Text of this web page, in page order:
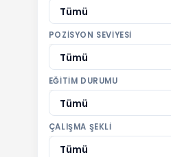
Tümü
POZISYON SEVIYESI
Tümü
EĞITIM DURUMU
Tümü
ÇALIŞMA ŞEKLI
Tümü